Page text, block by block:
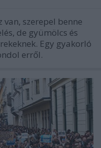
szerepel benne
de gyümölcs és
Egy gyakorló
erről.